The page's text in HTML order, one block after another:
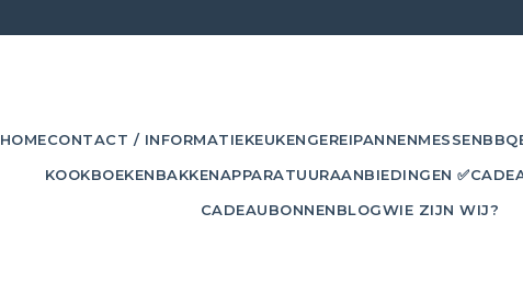
HOMECONTACT / INFORMATIEKEUKENGEREIPANNENMESSENBBQ
KOOKBOEKENBAKKENAPPARATUURAANBIEDINGEN ✅
CADEAUBONNENBLOGWIE ZIJN WIJ?